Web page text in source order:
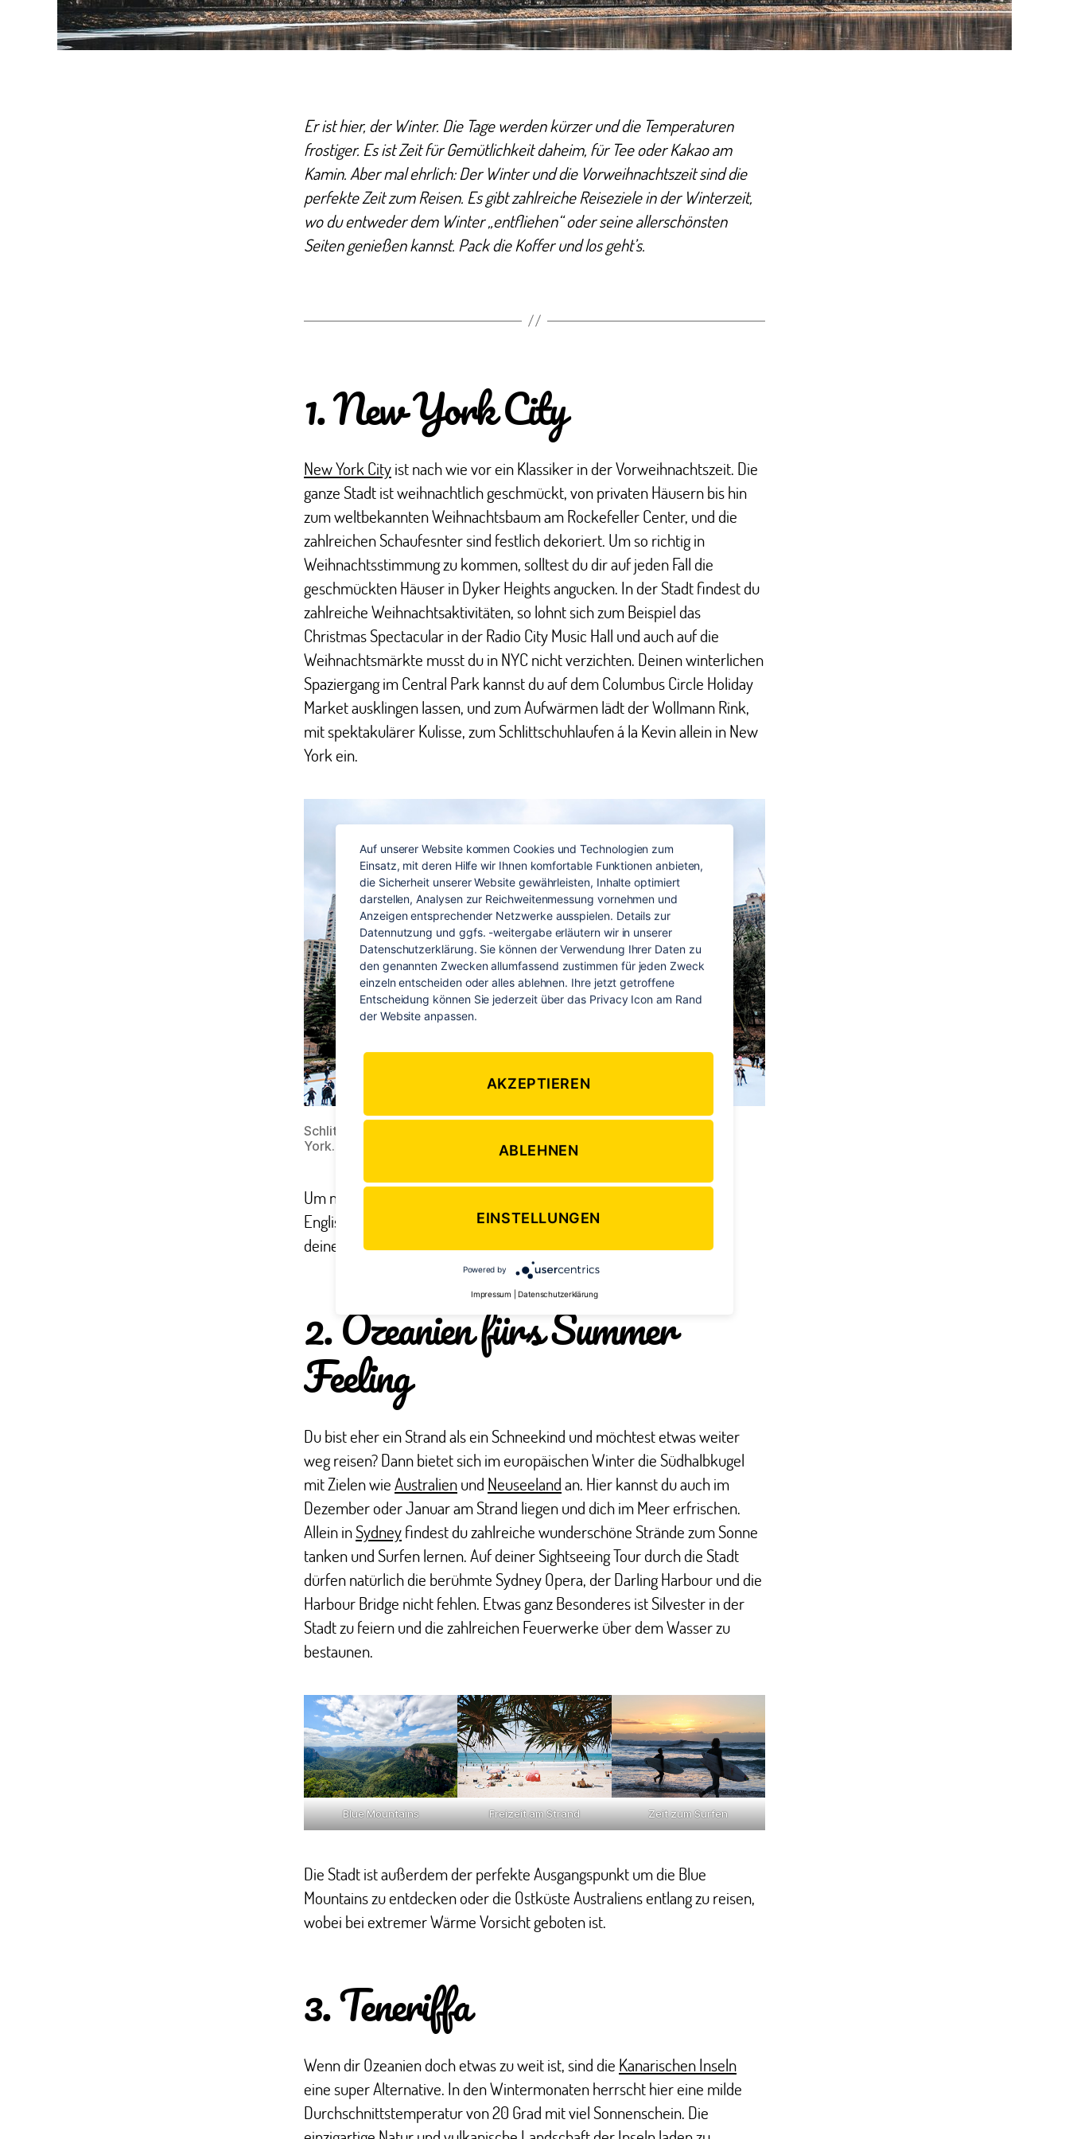
Er ist hier, der Winter. Die Tage werden kürzer und die Temperaturen
frostiger. Es ist Zeit für Gemütlichkeit daheim, für Tee oder Kakao am
Kamin. Aber mal ehrlich: Der Winter und die Vorweihnachtszeit sind die
perfekte Zeit zum Reisen. Es gibt zahlreiche Reiseziele in der Winterzeit,
wo du entweder dem Winter „entfliehen“ oder seine allerschönsten
Seiten genießen kannst. Pack die Koffer und los geht’s.
1. New York City
New York Cityist nach wie vor ein Klassiker in der Vorweihnachtszeit. Die
ganze Stadt ist weihnachtlich geschmückt, von privaten Häusern bis hin
zum weltbekannten Weihnachtsbaum am Rockefeller Center, und die
zahlreichen Schaufesnter sind festlich dekoriert. Um so richtig in
Weihnachtsstimmung zu kommen, solltest du dir auf jeden Fall die
geschmückten Häuser in Dyker Heights angucken. In der Stadt findest du
zahlreiche Weihnachtsaktivitäten, so lohnt sich zum Beispiel das
Christmas Spectacular in der Radio City Music Hall und auch auf die
Weihnachtsmärkte musst du in NYC nicht verzichten. Deinen winterlichen
Spaziergang im Central Park kannst du auf dem Columbus Circle Holiday
Market ausklingen lassen, und zum Aufwärmen lädt der Wollmann Rink,
mit spektakulärer Kulisse, zum Schlittschuhlaufen á la Kevin allein in New
York ein.
Schlittschuhlaufen im Central Park ist eines der Winterhighlights in New
York.
Um noch tiefer in die amerikanische Kultur einzutauchen und deine
Englischkenntnisse zu verbessern, kannst du auch in der Winterzeit
deinen Trip mit einerSprachreiseverbinden/abrunden.
2. Ozeanien fürs Summer
Feeling
Du bist eher ein Strand als ein Schneekind und möchtest etwas weiter
weg reisen? Dann bietet sich im europäischen Winter die Südhalbkugel
mit Zielen wieAustralienund Neuseelandan. Hier kannst du auch im
Dezember oder Januar am Strand liegen und dich im Meer erfrischen.
Allein inSydneyfindest du zahlreiche wunderschöne Strände zum Sonne
tanken und Surfen lernen. Auf deiner Sightseeing Tour durch die Stadt
dürfen natürlich die berühmte Sydney Opera, der Darling Harbour und die
Harbour Bridge nicht fehlen. Etwas ganz Besonderes ist Silvester in der
Stadt zu feiern und die zahlreichen Feuerwerke über dem Wasser zu
bestaunen.
Blue Mountains Freizeit am Strand Zeit zum Surfen
Die Stadt ist außerdem der perfekte Ausgangspunkt um die Blue
Mountains zu entdecken oder die Ostküste Australiens entlang zu reisen,
wobei bei extremer Wärme Vorsicht geboten ist.
3. Teneriffa
Wenn dir Ozeanien doch etwas zu weit ist, sind die Kanarischen Inseln
eine super Alternative. In den Wintermonaten herrscht hier eine milde
Durchschnittstemperatur von 20 Grad mit viel Sonnenschein. Die
Auf unserer Website kommen Cookies und Technologien zum
Einsatz, mit deren Hilfe wir Ihnen komfortable Funktionen anbieten,
die Sicherheit unserer Website gewährleisten, Inhalte optimiert
darstellen, Analysen zur Reichweitenmessung vornehmen und
Anzeigen entsprechender Netzwerke ausspielen. Details zur
Datennutzung und ggfs. -weitergabe erläutern wir in unserer
Datenschutzerklärung. Sie können der Verwendung Ihrer Daten zu
den genannten Zwecken allumfassend zustimmen für jeden Zweck
einzeln entscheiden oder alles ablehnen. Ihre jetzt getroffene
Entscheidung können Sie jederzeit über das Privacy Icon am Rand
der Website anpassen.
AKZEPTIEREN
ABLEHNEN
EINSTELLUNGEN
Powered by
Impressum Datenschutzerklärung